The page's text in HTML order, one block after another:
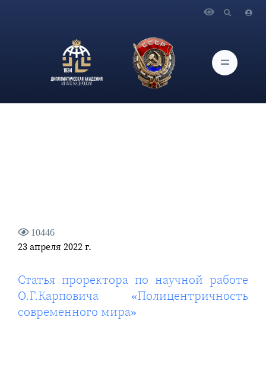
«Полицентричность современного мира»
10446
23 апреля 2022 г.
Статья проректора по научной работе
О.Г.Карповича «Полицентричность
современного мира»